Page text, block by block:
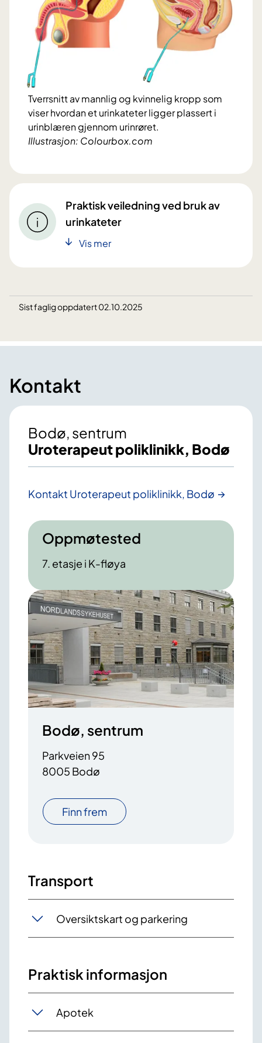
Illustrasjon: Colourbox.com
Tverrsnitt av mannlig og kvinnelig kropp som
viser hvordan et urinkateter ligger plassert i
urinblæren gjennom urinrøret.
Praktisk veiledning ved bruk av
urinkateter
Vis mer
Sist faglig oppdatert 02.10.2025
Kontakt
Bodø, sentrum
Uroterapeut poliklinikk, Bodø
Kontakt Uroterapeut poliklinikk, Bodø
Oppmøtested
7. etasje i K-fløya
Bodø, sentrum
Parkveien 95
8005 Bodø
Finn frem
Transport
Oversiktskart og parkering
Praktisk informasjon
Apotek